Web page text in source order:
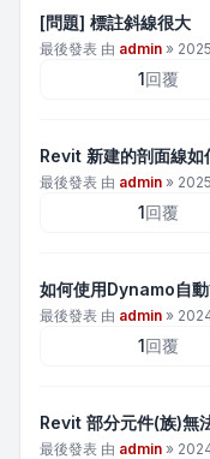
[問題] 標註斜線很大
最後發表 由 admin »
1回覆
Revit 新建的剖面線如
最後發表 由 admin »
1回覆
如何使用Dynamo自
最後發表 由 admin »
1回覆
Revit 部分元件(族)無
最後發表 由 admin »